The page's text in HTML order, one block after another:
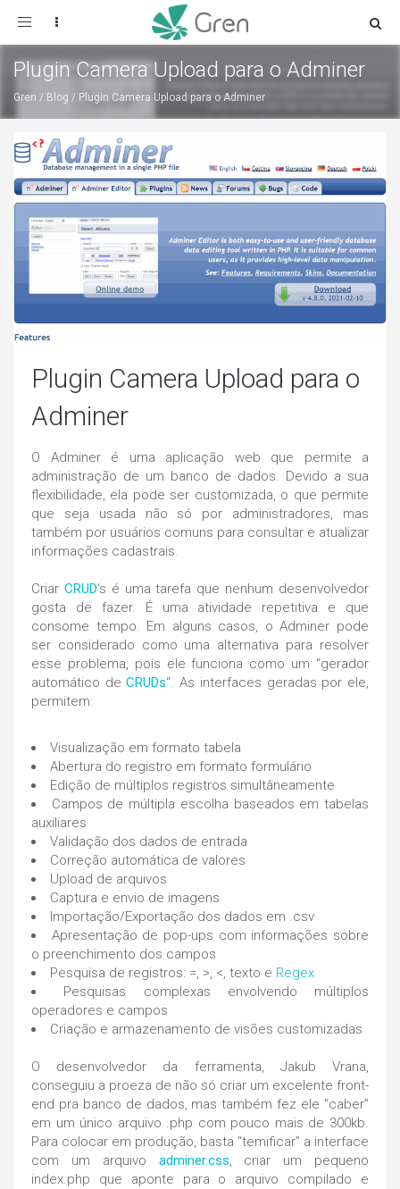
Toggle
Plugin Camera Upload para o Adminer
Gren / Blog / Plugin Camera Upload para o Adminer
Plugin Camera Upload para o
Adminer
O Adminer é uma aplicação web que permite a
administração de um banco de dados. Devido a sua
flexibilidade, ela pode ser customizada, o que permite
que seja usada não só por administradores, mas
também por usuários comuns para consultar e atualizar
informações cadastrais.
Criar CRUD‘s é uma tarefa que nenhum desenvolvedor
gosta de fazer. É uma atividade repetitiva e que
consome tempo. Em alguns casos, o Adminer pode
ser considerado como uma alternativa para resolver
esse problema, pois ele funciona como um “gerador
automático deCRUDs“. As interfaces geradas por ele,
permitem:
Visualização em formato tabela
Abertura do registro em formato formulário
Edição de múltiplos registros simultâneamente
Campos de múltipla escolha baseados em tabelas
auxiliares
Validação dos dados de entrada
Correção automática de valores
Upload de arquivos
Captura e envio de imagens
Importação/Exportação dos dados em .csv
Apresentação de pop-ups com informações sobre
o preenchimento dos campos
Pesquisa de registros: =, >, <, texto e Regex
Pesquisas complexas envolvendo múltiplos
operadores e campos
Criação e armazenamento de visões customizadas
O desenvolvedor da ferramenta, Jakub Vrana,
conseguiu a proeza de não só criar um excelente front-
end pra banco de dados, mas também fez ele “caber”
em um único arquivo .php com pouco mais de 300kb.
Para colocar em produção, basta “temificar” a interface
com um arquivo adminer.css, criar um pequeno
index.php que aponte para o arquivo compilado e